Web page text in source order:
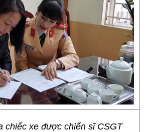
chiếc xe được chiến sĩ CSGT